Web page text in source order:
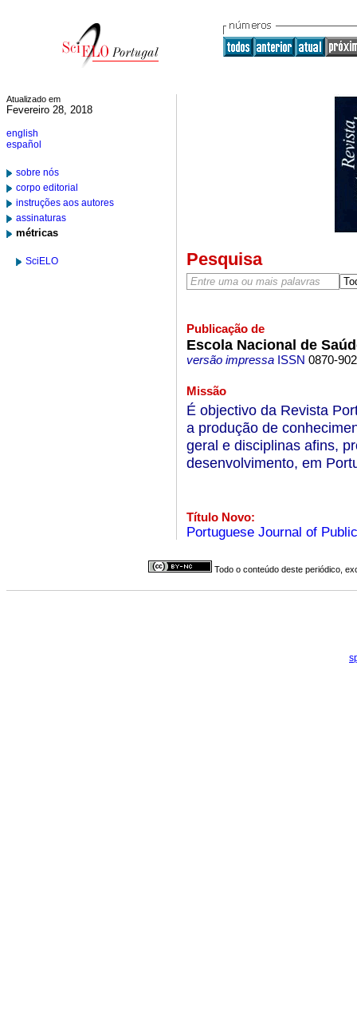
Atualizado em
Fevereiro 28, 2018
english
español
sobre nós
corpo editorial
instruções aos autores
assinaturas
métricas
SciELO Pesquisa
Publicação de
Escola Nacional de
versão impressaISSN 0870-
Missão
É objectivo da Revista
a produção de
geral e disciplinas afins,
desenvolvimento, em
Título Novo:
Portuguese Journal of
Todo o conteúdo deste periódico,